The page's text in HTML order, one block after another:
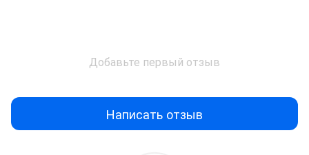
Добавьте первый отзыв
Написать отзыв